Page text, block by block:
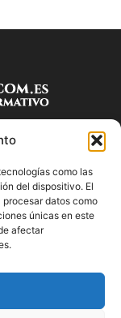
como las
del dispositivo. El
datos como
únicas en este
afectar
sobre la
conoce las leyes
legales en este